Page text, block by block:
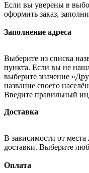
Если вы уверены в
оформить заказ,
Заполнение адреса
Выберите из списка
пункта. Если вы не
выберите значение
название своего
Введите правильный
Доставка
В зависимости от
доставки. Выберите
Оплата